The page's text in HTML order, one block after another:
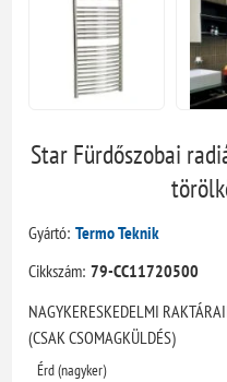
Star Fürdőszobai
Gyártó: Termo Teknik
Cikkszám: 79-CC11720500
NAGYKERESKEDELMI
(CSAK CSOMAGKÜLDÉS)
Érd (nagyker)